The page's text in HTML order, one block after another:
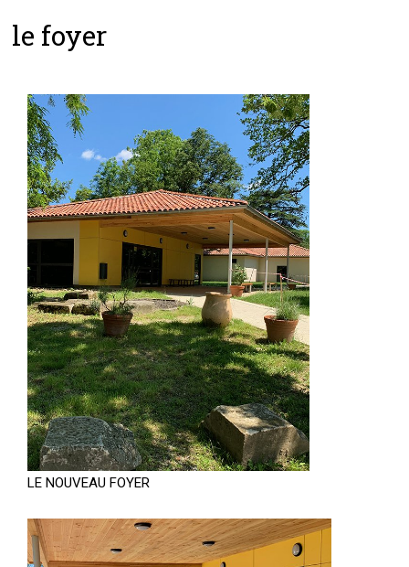
le foyer
LE NOUVEAU FOYER